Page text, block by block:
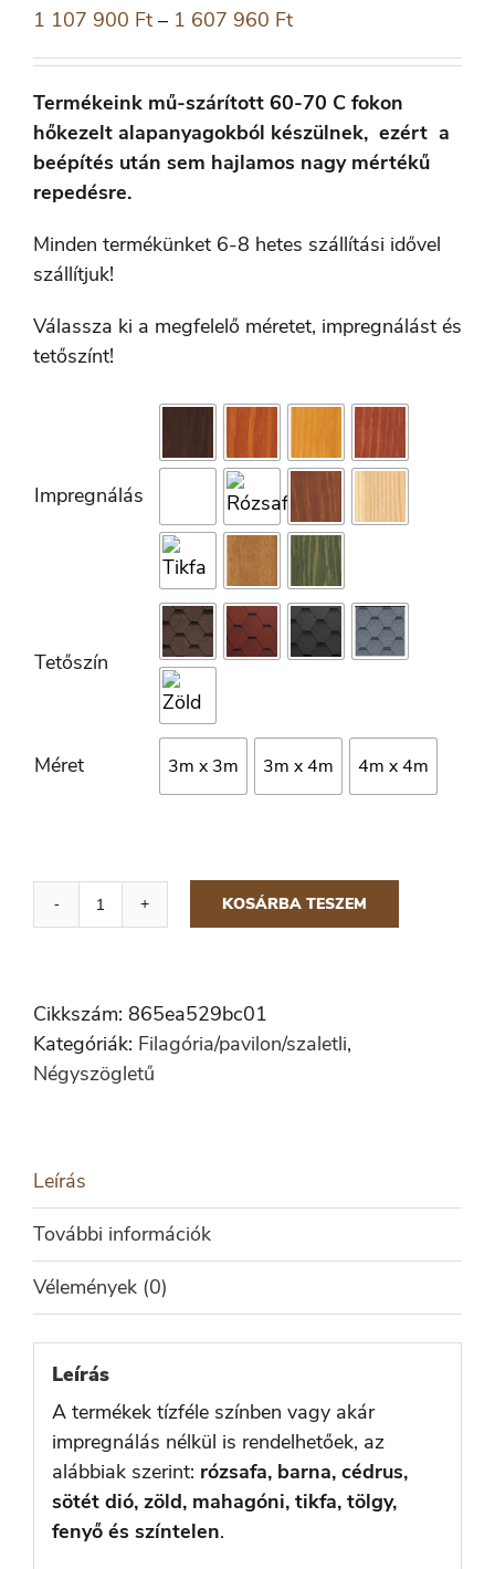
1 107 900 Ft – 1 607 960 Ft
Termékeink mű-szárított 60-70 C fokon
hőkezelt alapanyagokból készülnek, ezért a
beépítés után sem hajlamos nagy mértékű
repedésre.
Minden termékünket 6-8 hetes szállítási idővel
szállítjuk!
Válassza ki a megfelelő méretet, impregnálást és
tetőszínt!
Impregnálás
Tetőszín
Méret 3m x 3m 3m x 4m 4m x 4m
Négyszögletű
mennyiség
KOSÁRBA TESZEM
Cikkszám: 865ea529bc01
Kategóriák: Filagória/pavilon/szaletli,
Négyszögletű
Leírás
További információk
Vélemények (0)
Leírás
A termékek tízféle színben vagy akár
impregnálás nélkül is rendelhetőek, az
alábbiak szerint: rózsafa, barna, cédrus,
sötét dió, zöld, mahagóni, tikfa, tölgy,
fenyő és színtelen.